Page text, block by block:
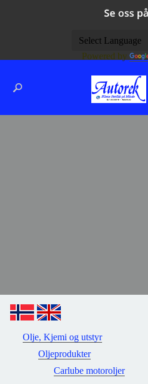
Olje, Kjemi og utstyr
Oljeprodukter
Carlube motoroljer
Powered by